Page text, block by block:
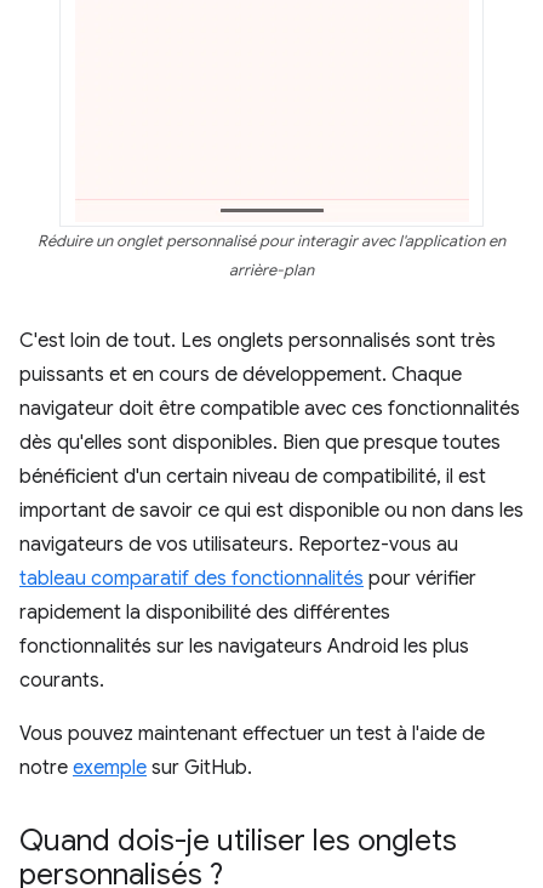
Réduire un onglet personnalisé pour interagir avec l'application en
arrière-plan
C'est loin de tout. Les onglets personnalisés sont très
puissants et en cours de développement. Chaque
navigateur doit être compatible avec ces fonctionnalités
dès qu'elles sont disponibles. Bien que presque toutes
bénéficient d'un certain niveau de compatibilité, il est
important de savoir ce qui est disponible ou non dans les
navigateurs de vos utilisateurs. Reportez-vous au
tableau comparatif des fonctionnalités pour vérifier
rapidement la disponibilité des différentes
fonctionnalités sur les navigateurs Android les plus
courants.
Vous pouvez maintenant effectuer un test à l'aide de
notre exemple sur GitHub.
Quand dois-je utiliser les onglets
personnalisés ?